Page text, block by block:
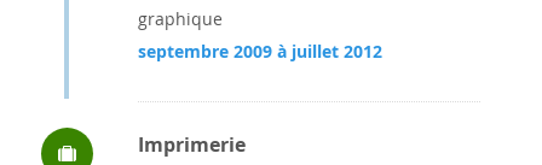
graphique
septembre 2009 à juillet 2012
Imprimerie